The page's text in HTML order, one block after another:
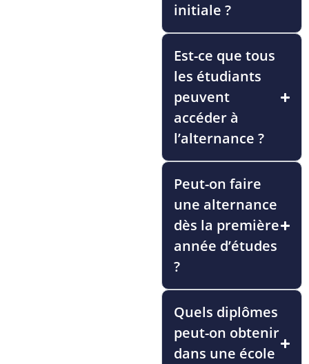
initiale ?
Est-ce que tous
les étudiants
peuvent
accéder à
l’alternance ?
Peut-on faire
une alternance
dès la première
année d’études
?
Quels diplômes
peut-on obtenir
dans une école